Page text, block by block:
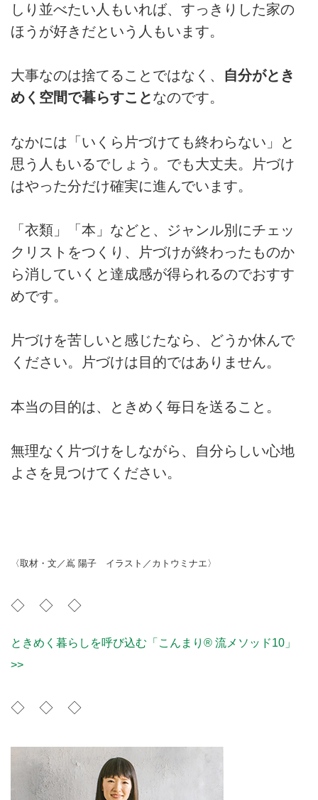
しり並べたい人もいれば、すっきりした家の
ほうが好きだという人もいます。
大事なのは捨てることではなく、 自分がとき
めく空間で暮らすことなのです。
なかには「いくら片づけても終わらない」と
思う人もいるでしょう。でも大丈夫。片づけ
はやった分だけ確実に進んでいます。
「衣類」「本」などと、ジャンル別にチェッ
クリストをつくり、片づけが終わったものか
ら消していくと達成感が得られるのでおすす
めです。
片づけを苦しいと感じたなら、どうか休んで
ください。片づけは目的ではありません。
本当の目的は、ときめく毎日を送ること。
無理なく片づけをしながら、自分らしい心地
よさを見つけてください。
〈取材・文／嶌 陽子 イラスト／カトウミナエ〉
◇ ◇ ◇
ときめく暮らしを呼び込む「こんまり® 流メソッド10」
>>
◇ ◇ ◇